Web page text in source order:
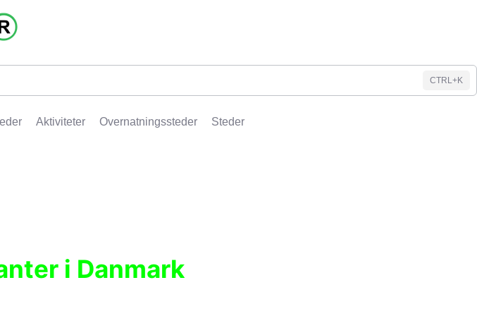
CTRL+K
Aktiviteter Overnatningssteder Steder
i Danmark